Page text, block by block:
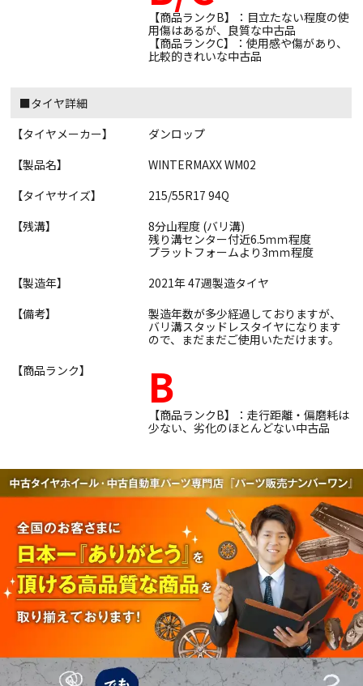
【商品ランクB】：目立たない程度の使
用傷はあるが、良質な中古品
【商品ランクC】：使用感や傷があり、
比較的きれいな中古品
■タイヤ詳細
【タイヤメーカー】
ダンロップ
【製品名】
WINTERMAXX WM02
【タイヤサイズ】
215/55R17 94Q
【残溝】
8分山程度 (バリ溝)
残り溝センター付近6.5ｍｍ程度
プラットフォームより3ｍｍ程度
【製造年】
2021年 47週製造タイヤ
【備考】
製造年数が多少経過しておりますが、
バリ溝スタッドレスタイヤになります
ので、まだまだご使用いただけます。
【商品ランク】
B
【商品ランクB】：走行距離・偏磨耗は
少ない、劣化のほとんどない中古品